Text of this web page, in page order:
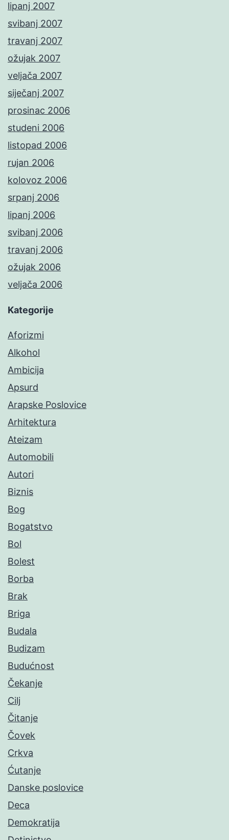
lipanj 2007
svibanj 2007
travanj 2007
ožujak 2007
veljača 2007
siječanj 2007
prosinac 2006
studeni 2006
listopad 2006
rujan 2006
kolovoz 2006
srpanj 2006
lipanj 2006
svibanj 2006
travanj 2006
ožujak 2006
veljača 2006
Kategorije
Aforizmi
Alkohol
Ambicija
Apsurd
Arapske Poslovice
Arhitektura
Ateizam
Automobili
Autori
Biznis
Bog
Bogatstvo
Bol
Bolest
Borba
Brak
Briga
Budala
Budizam
Budućnost
Čekanje
Cilj
Čitanje
Čovek
Crkva
Ćutanje
Danske poslovice
Deca
Demokratija